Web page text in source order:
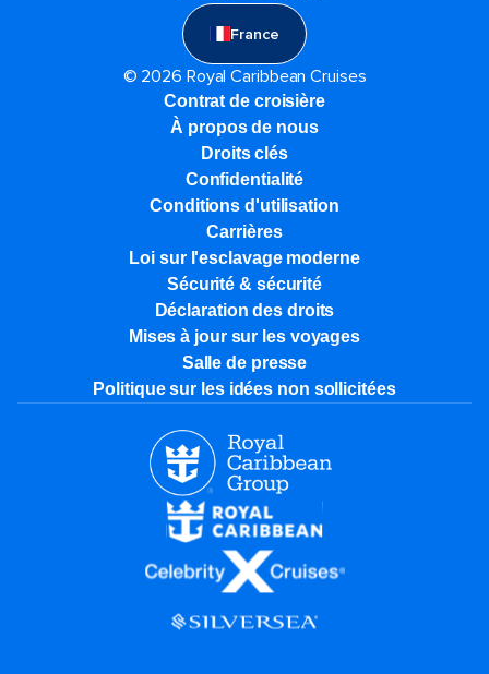
France
© 2026 Royal Caribbean Cruises
Contrat de croisière
À propos de nous
Droits clés
Confidentialité
Conditions d'utilisation
Carrières
Loi sur l'esclavage moderne
Sécurité & sécurité
Déclaration des droits
Mises à jour sur les voyages
Salle de presse
Politique sur les idées non sollicitées